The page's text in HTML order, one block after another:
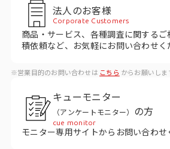
会社情報トップ
会社概要・所在地
社長メッセージ
役員紹介
沿革
法人のお客様
Corporate Customers
商品・サービス、各種調査に関する
積依頼など、お気軽にお問い合わせく
※営業目的のお問い合わせは こちら からお願いしま
キューモニター
（アンケートモニター） の方
cue monitor
モニター専用サイトからお問い合わせ